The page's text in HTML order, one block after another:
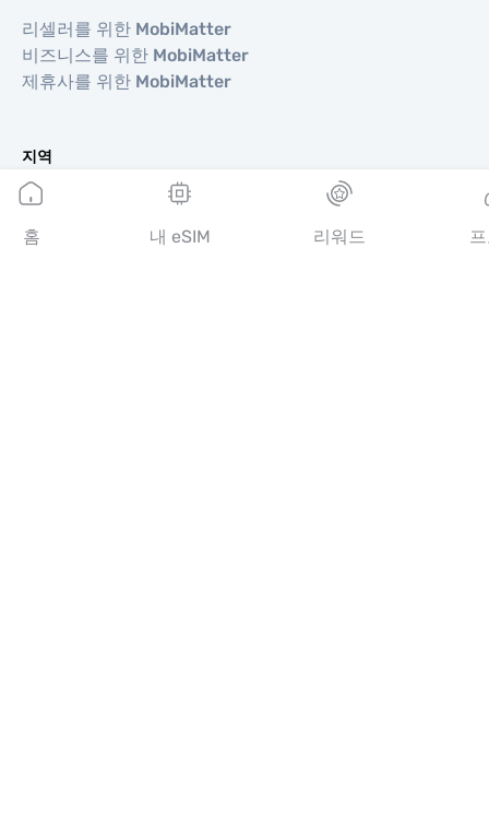
리셀러를 위한 MobiMatter
비즈니스를 위한 MobiMatter
제휴사를 위한 MobiMatter
지역
유럽 eSIM
아메리카 eSIM
홈 내 eSIM 리워드